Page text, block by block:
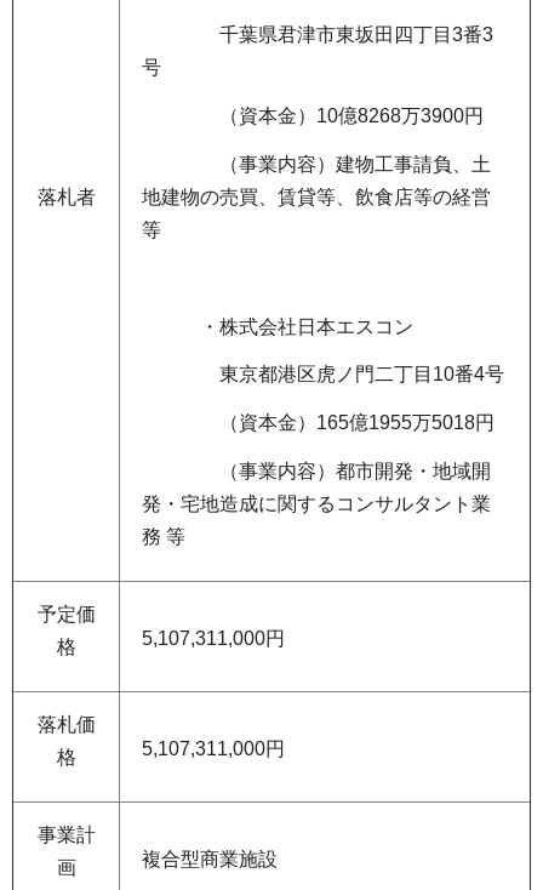
落札者
千葉県君津市東坂田四丁目3番3
号
（資本金）10億8268万3900円
（事業内容）建物工事請負、土
地建物の売買、賃貸等、飲食店等の経営
等
・株式会社日本エスコン
東京都港区虎ノ門二丁目10番4号
（資本金）165億1955万5018円
（事業内容）都市開発・地域開
発・宅地造成に関するコンサルタント業
務 等
予定価
格
5,107,311,000円
落札価
格
5,107,311,000円
事業計
画
複合型商業施設